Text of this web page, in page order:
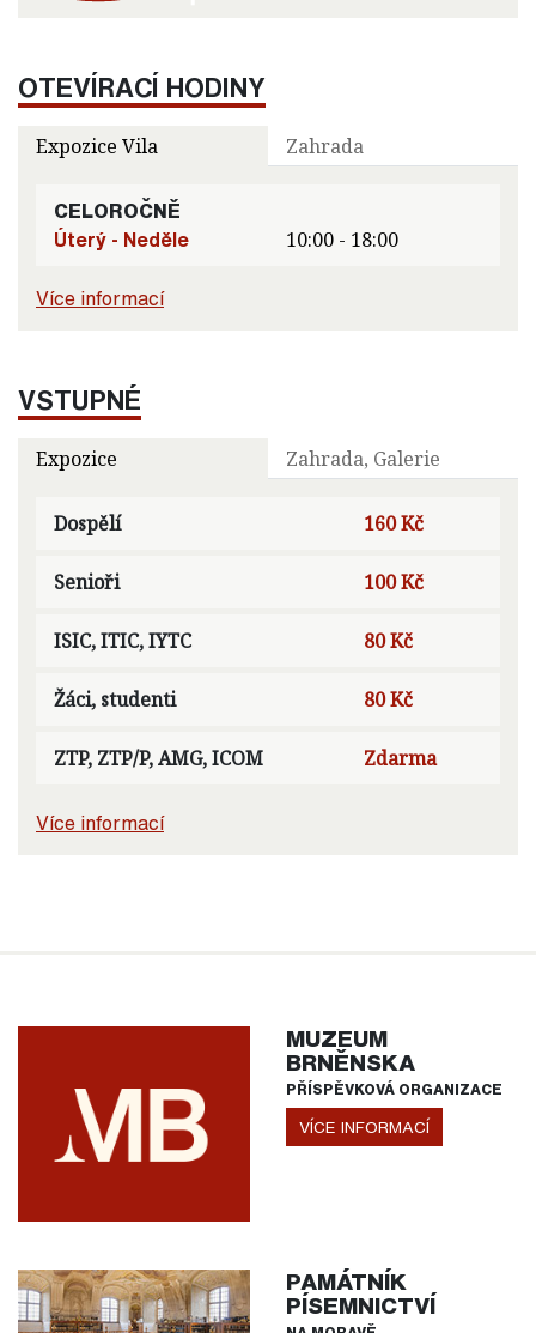
OTEVÍRACÍ HODINY
Expozice Vila Zahrada
CELOROČNĚ
Úterý - Neděle
10:00 - 18:00
Více informací
VSTUPNÉ
Expozice Zahrada, Galerie
Dospělí 160 Kč
Senioři 100 Kč
ISIC, ITIC, IYTC 80 Kč
Žáci, studenti 80 Kč
ZTP, ZTP/P, AMG, ICOM Zdarma
Více informací
MUZEUM
BRNĚNSKA
PŘÍSPĚVKOVÁ ORGANIZACE
VÍCE INFORMACÍ
PAMÁTNÍK
PÍSEMNICTVÍ